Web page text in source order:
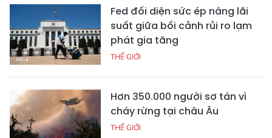
Fed đối diện sức ép nâng lãi
suất giữa bối cảnh rủi ro lạm
phát gia tăng
THẾ GIỚI
Hơn 350.000 người sơ tán vì
cháy rừng tại châu Âu
THẾ GIỚI